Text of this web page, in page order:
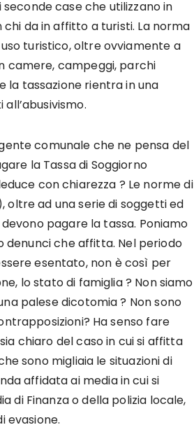
case che utilizzano in
da in affitto a turisti. La norma
turistico, oltre ovviamente a
camere, campeggi, parchi
la tassazione rientra in una
comunale che ne pensa del
la Tassa di Soggiorno
con chiarezza ? Le norme di
oltre ad una serie di soggetti ed
pagare la tassa. Poniamo
denunci che affitta. Nel periodo
esentato, non è così per
lo stato di famiglia ? Non siamo
palese dicotomia ? Non sono
Ha senso fare
chiaro del caso in cui si affitta
sono migliaia le situazioni di
affidata ai media in cui si
di Finanza o della polizia locale,
evasione.